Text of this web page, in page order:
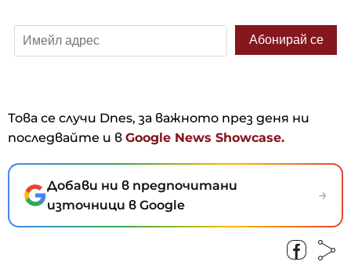
Това се случи Dnes, за важното през деня ни
последвайте и в Google News Showcase.
Добави ни в предпочитани
източници в Google
→